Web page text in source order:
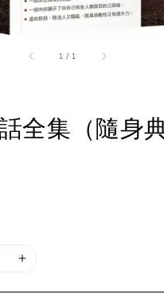
1 / 1
全集（隨身